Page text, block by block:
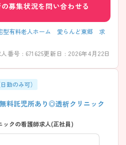
募集状況を問い合わせる
型有料老人ホーム 愛らんど東郷 求
人番号 : 671625更新日 : 2026年4月22日
勤のみ可）
料託児所あり◎透析クリニック
ックの看護師求人(正社員)